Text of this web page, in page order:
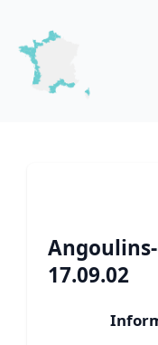
17.09.02